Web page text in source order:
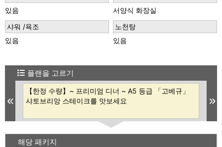
있음
서양식 화장실
샤워 /욕조
있음
노천탕
있음
플랜을 고르기
Previous
【한정 수량】~ 프리미엄 디너 ~ A5 등급 「고베규」
샤토브리앙 스테이크를 맛보세요
는
해당 패키지